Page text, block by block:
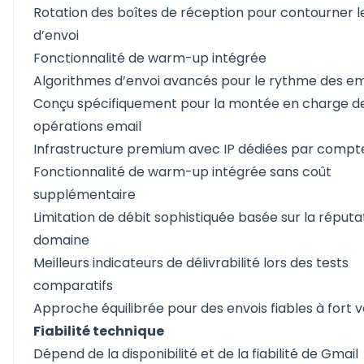
Rotation des boîtes de réception pour contourner
d’envoi
Fonctionnalité de warm-up intégrée
Algorithmes d’envoi avancés pour le rythme des
Conçu spécifiquement pour la montée en charge
opérations email
Infrastructure premium avec IP dédiées par
Fonctionnalité de warm-up intégrée sans coût
supplémentaire
Limitation de débit sophistiquée basée sur la
domaine
Meilleurs indicateurs de délivrabilité lors des tests
comparatifs
Approche équilibrée pour des envois fiables à fort
Fiabilité technique
Dépend de la disponibilité et de la fiabilité de Gmail